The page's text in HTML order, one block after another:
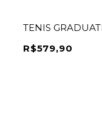
TENIS
R$579,90